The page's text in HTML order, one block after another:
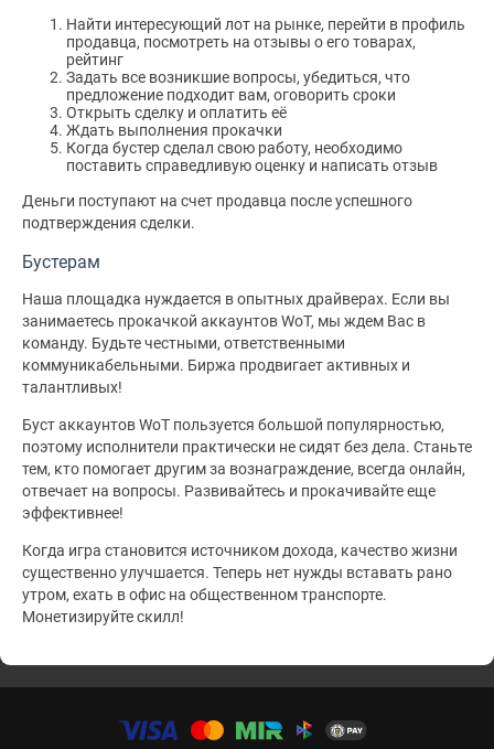
Найти интересующий лот на рынке, перейти в профиль
продавца, посмотреть на отзывы о его товарах,
рейтинг
Задать все возникшие вопросы, убедиться, что
предложение подходит вам, оговорить сроки
Открыть сделку и оплатить её
Ждать выполнения прокачки
Когда бустер сделал свою работу, необходимо
поставить справедливую оценку и написать отзыв
Деньги поступают на счет продавца после успешного
подтверждения сделки.
Бустерам
Наша площадка нуждается в опытных драйверах. Если вы
занимаетесь прокачкой аккаунтов WoT, мы ждем Вас в
команду. Будьте честными, ответственными
коммуникабельными. Биржа продвигает активных и
талантливых!
Буст аккаунтов WoT пользуется большой популярностью,
поэтому исполнители практически не сидят без дела. Станьте
тем, кто помогает другим за вознаграждение, всегда онлайн,
отвечает на вопросы. Развивайтесь и прокачивайте еще
эффективнее!
Когда игра становится источником дохода, качество жизни
существенно улучшается. Теперь нет нужды вставать рано
утром, ехать в офис на общественном транспорте.
Монетизируйте скилл!